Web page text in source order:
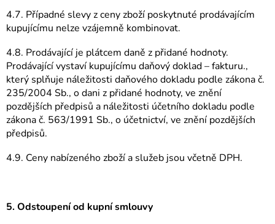
4.7. Případné slevy z ceny zboží poskytnuté prodávajícím
kupujícímu nelze vzájemně kombinovat.
4.8. Prodávající je plátcem daně z přidané hodnoty.
Prodávající vystaví kupujícímu daňový doklad – fakturu.,
který splňuje náležitosti daňového dokladu podle zákona č.
235/2004 Sb., o dani z přidané hodnoty, ve znění
pozdějších předpisů a náležitosti účetního dokladu podle
zákona č. 563/1991 Sb., o účetnictví, ve znění pozdějších
předpisů.
4.9. Ceny nabízeného zboží a služeb jsou včetně DPH.
5. Odstoupení od kupní smlouvy